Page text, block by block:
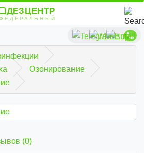
ДЕЗЦЕНТР
Озонирование
(0)